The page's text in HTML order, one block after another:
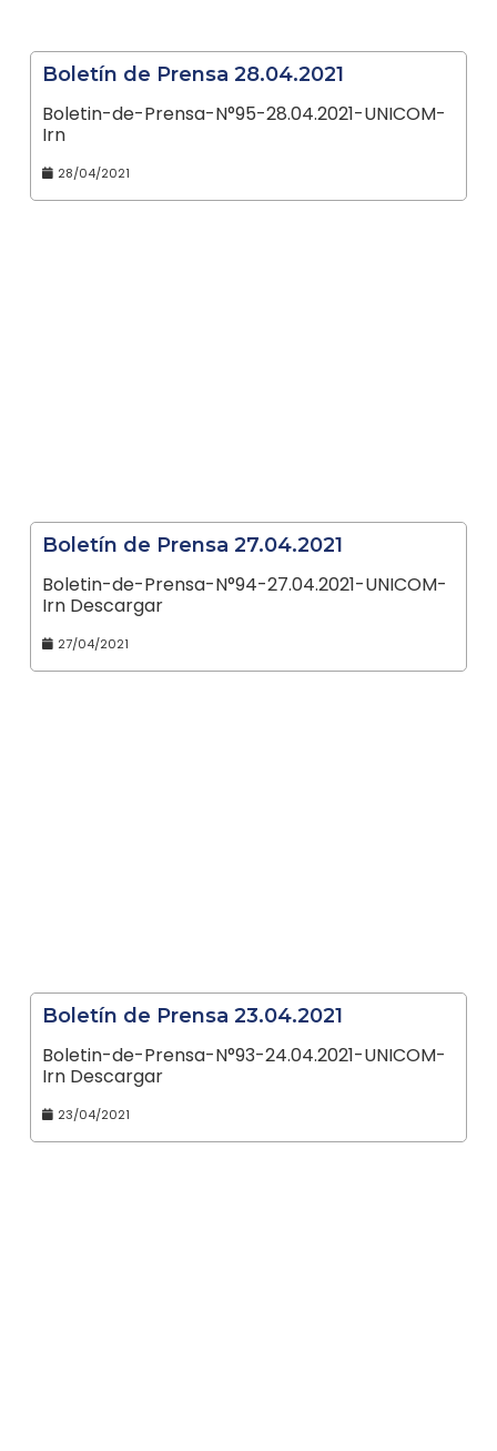
Boletín de Prensa 28.04.2021
Boletin-de-Prensa-N°95-28.04.2021-UNICOM-
Irn
28/04/2021
Boletín de Prensa 27.04.2021
Boletin-de-Prensa-N°94-27.04.2021-UNICOM-
Irn Descargar
27/04/2021
Boletín de Prensa 23.04.2021
Boletin-de-Prensa-N°93-24.04.2021-UNICOM-
Irn Descargar
23/04/2021